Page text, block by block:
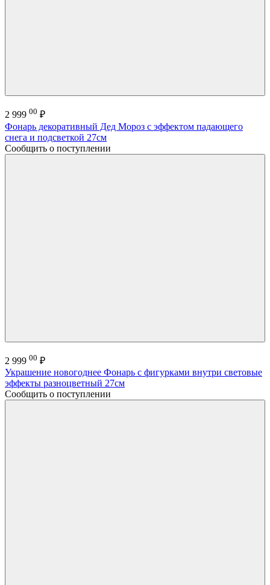
2 999 00 ₽
Фонарь декоративный Дед Мороз с эффектом падающего
снега и подсветкой 27см
Сообщить о поступлении
2 999 00 ₽
Украшение новогоднее Фонарь с фигурками внутри световые
эффекты разноцветный 27см
Сообщить о поступлении